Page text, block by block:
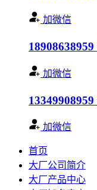
加微信
18908638959
加微信
13349908959
加微信
首页
大厂公司简介
大厂产品中心